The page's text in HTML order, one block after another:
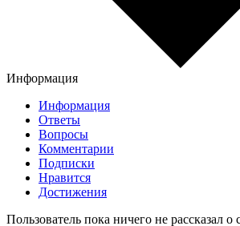
Информация
Информация
Ответы
Вопросы
Комментарии
Подписки
Нравится
Достижения
Пользователь пока ничего не рассказал о